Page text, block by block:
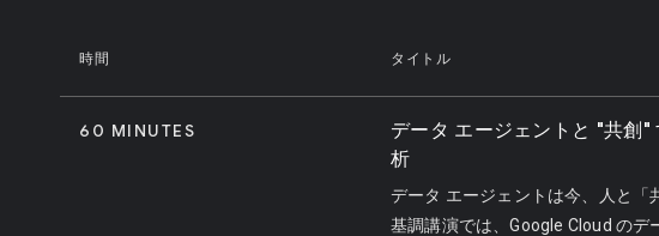
時間 タイトル
データ エージェントと "共創
析
データ エージェントは今、人と「
基調講演では、Google Cloud の
60 MINUTES